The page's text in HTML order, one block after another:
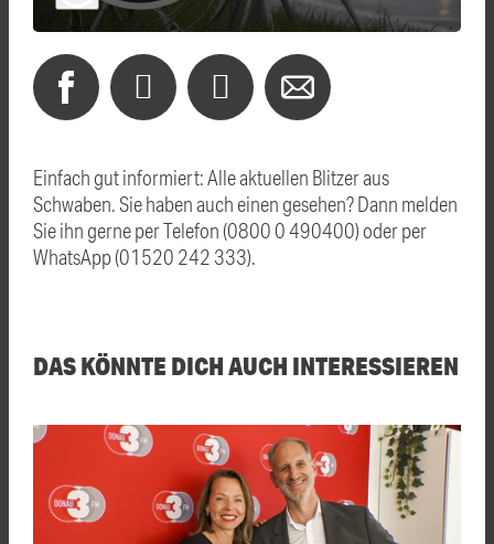
Einfach gut informiert: Alle aktuellen Blitzer aus
Schwaben. Sie haben auch einen gesehen? Dann melden
Sie ihn gerne per Telefon (0800 0 490400) oder per
WhatsApp (01520 242 333).
DAS KÖNNTE DICH AUCH INTERESSIEREN